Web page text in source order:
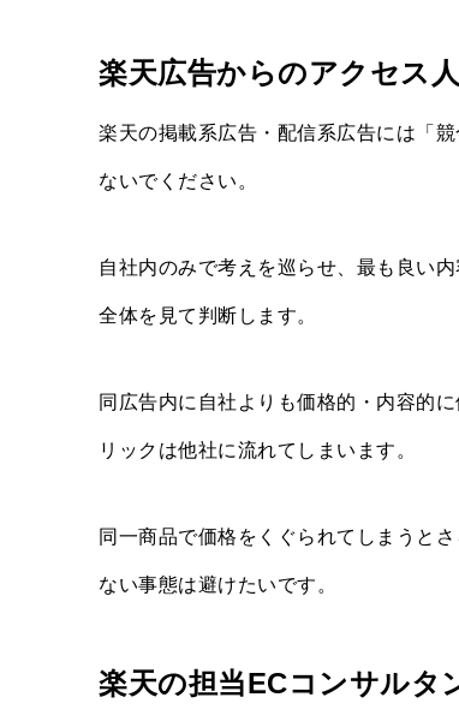
楽天広告からのアクセス
楽天の掲載系広告・配信系広告には「
ないでください。
自社内のみで考えを巡らせ、最も良い
全体を見て判断します。
同広告内に自社よりも価格的・内容的
リックは他社に流れてしまいます。
同一商品で価格をくぐられてしまうと
ない事態は避けたいです。
楽天の担当ECコンサルタ